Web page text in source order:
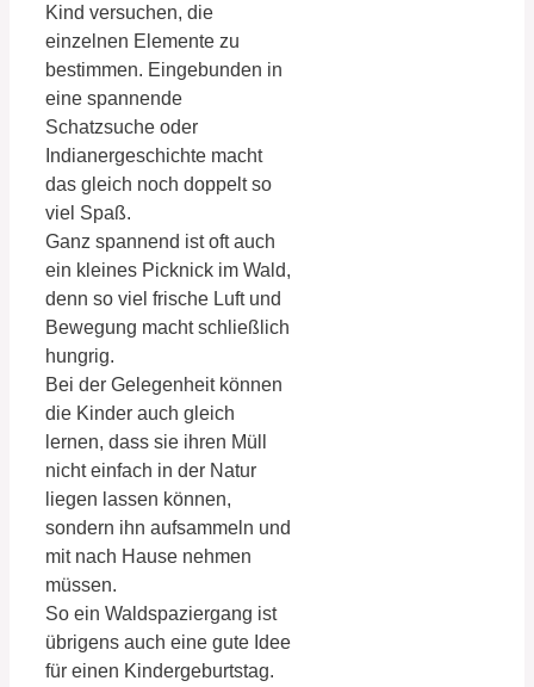
Kind versuchen, die
einzelnen Elemente zu
bestimmen. Eingebunden in
eine spannende
Schatzsuche oder
Indianergeschichte macht
das gleich noch doppelt so
viel Spaß.
Ganz spannend ist oft auch
ein kleines Picknick im Wald,
denn so viel frische Luft und
Bewegung macht schließlich
hungrig.
Bei der Gelegenheit können
die Kinder auch gleich
lernen, dass sie ihren Müll
nicht einfach in der Natur
liegen lassen können,
sondern ihn aufsammeln und
mit nach Hause nehmen
müssen.
So ein Waldspaziergang ist
übrigens auch eine gute Idee
für einen Kindergeburtstag.